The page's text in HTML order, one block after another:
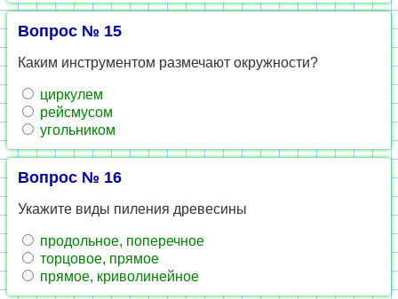
Вопрос № 15
Каким инструментом размечают окружности?
циркулем
рейсмусом
угольником
Вопрос № 16
Укажите виды пиления древесины
продольное, поперечное
торцовое, прямое
прямое, криволинейное